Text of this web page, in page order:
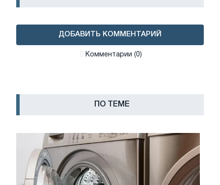
ДОБАВИТЬ КОММЕНТАРИЙ
Комментарии (0)
ПО ТЕМЕ